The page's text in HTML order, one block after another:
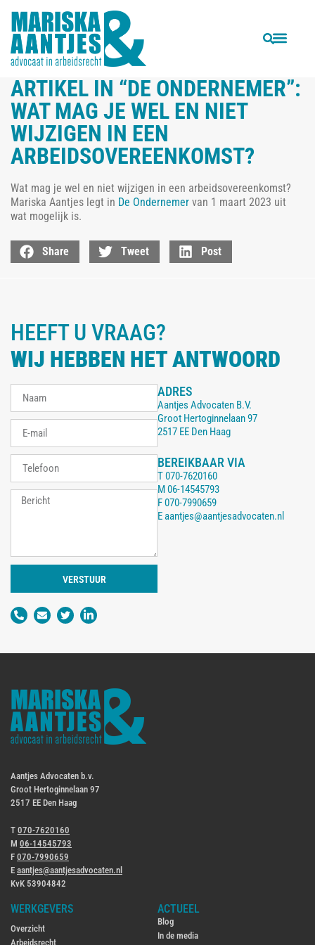
VORIGE VOLGENDE
ARTIKEL IN “DE ONDERNEMER”:
WAT MAG JE WEL EN NIET
WIJZIGEN IN EEN
ARBEIDSOVEREENKOMST?
Wat mag je wel en niet wijzigen in een arbeidsovereenkomst?
Mariska Aantjes legt in De Ondernemer van 1 maart 2023 uit
wat mogelijk is.
Share Tweet Post
HEEFT U VRAAG?
WIJ HEBBEN HET ANTWOORD
VERSTUUR
ADRES
Aantjes Advocaten B.V.
Groot Hertoginnelaan 97
2517 EE Den Haag
BEREIKBAAR VIA
T070-7620160
M06-14545793
F070-7990659
Eaantjes@aantjesadvocaten.nl
Aantjes Advocaten b.v.
Groot Hertoginnelaan 97
2517 EE Den Haag
T 070-7620160
M 06-14545793
F 070-7990659
E aantjes@aantjesadvocaten.nl
KvK 53904842
WERKGEVERS
Overzicht
Arbeidsrecht
ACTUEEL
Blog
In de media